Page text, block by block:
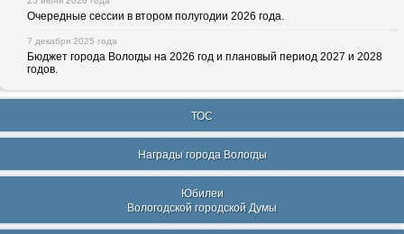
Очередные сессии в втором полугодии 2026 года.
7 декабря 2025 года
Бюджет города Вологды на 2026 год и плановый период 2027 и 2028
годов.
ТОС
Награды города Вологды
Юбилеи
Вологодской городской Думы